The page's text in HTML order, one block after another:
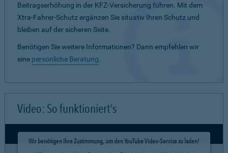
Beitragserhöhung in der KFZ-Versicherung führen. Mit dem
Xtra-Fahrer-Schutz ergänzen Sie situativ Ihren Schutz und
bleiben auf der sicheren Seite.
Benötigen Sie weitere Informationen? Dann empfehlen wir
eine persönliche Beratung.
Video: So funktioniert's
Wir benötigen Ihre Zustimmung, um den YouTube Video-Service zu laden!